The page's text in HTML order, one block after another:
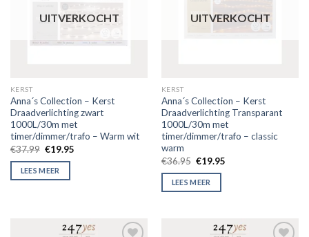
UITVERKOCHT
KERST
Anna´s Collection – Kerst
Draadverlichting zwart
1000L/30m met
timer/dimmer/trafo – Warm wit
€37.99 €19.95
LEES MEER
UITVERKOCHT
KERST
Anna´s Collection – Kerst
Draadverlichting Transparant
1000L/30m met
timer/dimmer/trafo – classic
warm
€36.95 €19.95
LEES MEER